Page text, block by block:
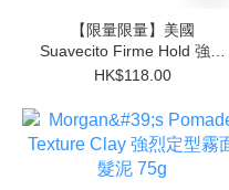
【限量限量】美國
Suavecito Firme Hold 強效
定型髮油 - Amber Skies 琥
HK$118.00